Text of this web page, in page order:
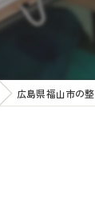
広島県福山市の